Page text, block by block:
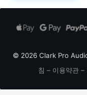
© 2026 Clark Pro
침 – 이용약관 –